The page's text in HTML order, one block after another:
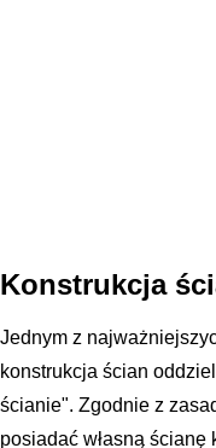
Konstrukcja
Jednym z
konstrukcja ścian
ścianie". Zgodnie z
posiadać własną